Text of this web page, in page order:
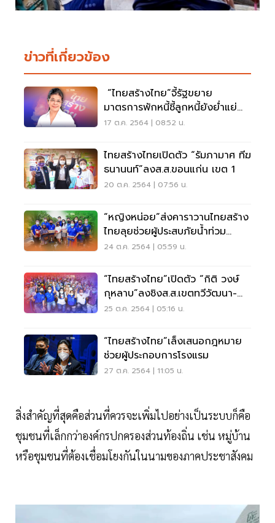
ข่าวที่เกี่ยวข้อง
“ไทยสร้างไทย”จี้รัฐขยาย
มาตรการพักหนี้ชี้ลูกหนี้ยังย่ำแย่
ไม่มีเงินจ่าย
17 ต.ค. 2564 | 08:52 น.
ไทยสร้างไทยเปิดตัว “รัมภามาศ ทีฆ
ธนานนท์”ลงส.ส.ขอนแก่น เขต 1
20 ต.ค. 2564 | 07:56 น.
“หญิงหน่อย”ส่งคาราวานไทยสร้าง
ไทยลุยช่วยผู้ประสบภัยน้ำท่วม
สุพรรณบุรี
24 ต.ค. 2564 | 05:59 น.
“ไทยสร้างไทย”เปิดตัว “กิติ วงษ์
กุหลาบ”ลงชิงส.ส.เขตทวีวัฒนา-
หนองแขม
25 ต.ค. 2564 | 05:16 น.
“ไทยสร้างไทย”เล็งเสนอกฎหมาย
ช่วยผู้ประกอบการโรงแรม
27 ต.ค. 2564 | 11:05 น.
สิ่งสำคัญที่สุดคือส่วนที่ควรจะเพิ่มไปอย่างเป็นระบบก็คือ
ชุมชนที่เล็กกว่าองค์กรปกครองส่วนท้องถิ่น เช่น หมู่บ้าน
หรือชุมชนที่ต้องเชื่อมโยงกันในนามของภาคประชาสังคม